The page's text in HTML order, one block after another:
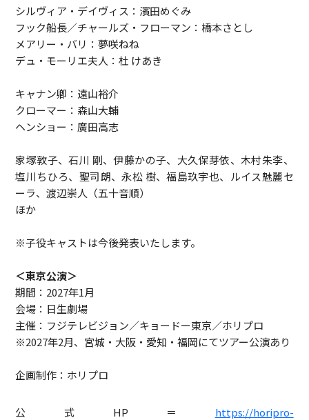
シルヴィア・デイヴィス：濱田めぐみ
フック船長／チャールズ・フローマン：橋本さとし
メアリー・バリ：夢咲ねね
デュ・モーリエ夫人：杜 けあき
キャナン卿：遠山裕介
クローマー：森山大輔
ヘンショー：廣田高志
家塚敦子、石川 剛、伊藤かの子、大久保芽依、木村朱李、
塩川ちひろ、聖司朗、永松 樹、福島玖宇也、ルイス魅麗セ
ーラ、渡辺崇人（五十音順）
ほか
※子役キャストは今後発表いたします。
＜東京公演＞
期間：2027年1月
会場：日生劇場
主催：フジテレビジョン／キョードー東京／ホリプロ
※2027年2月、宮城・大阪・愛知・福岡にてツアー公演あり
企画制作：ホリプロ
公式HP＝ https://horipro-